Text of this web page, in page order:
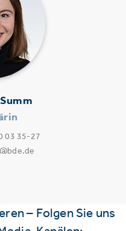
03 35-27
– Folgen Sie uns